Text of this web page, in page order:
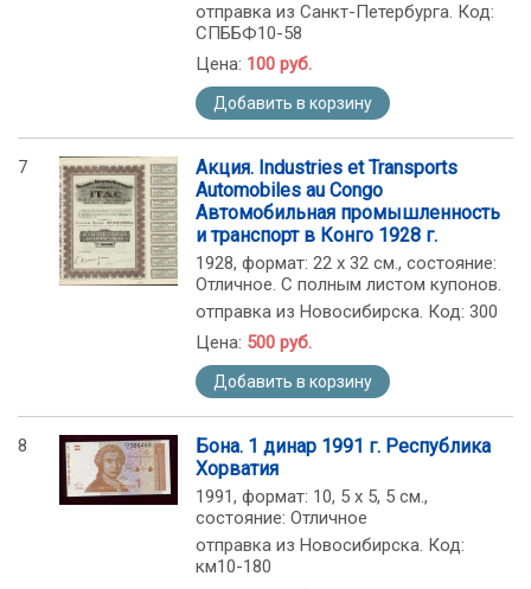
отправка из Санкт-Петербурга. Код:
СПББФ10-58
Цена: 100 руб.
Добавить в корзину
7
Акция. Industries et Transports
Automobiles au Congo
Автомобильная промышленность
и транспорт в Конго 1928 г.
1928, формат: 22 х 32 см., состояние:
Отличное. С полным листом купонов.
отправка из Новосибирска. Код: 300
Цена: 500 руб.
Добавить в корзину
8
Бона. 1 динар 1991 г. Республика
Хорватия
1991, формат: 10, 5 х 5, 5 см.,
состояние: Отличное
отправка из Новосибирска. Код:
км10-180